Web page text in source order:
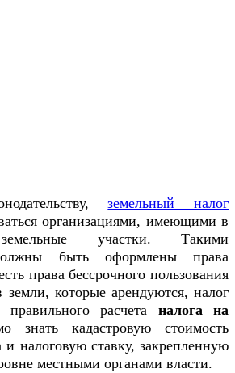
земельный налог
организациями, имеющими в
земельные участки. Такими
быть оформлены права
права бессрочного пользования
земли, которые арендуются, налог
расчета налога на
знать кадастровую стоимость
и налоговую ставку, закрепленную
местными органами власти.